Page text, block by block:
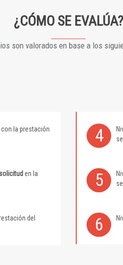
¿CÓMO SE EVALÚA?
son valorados en base a los
la prestación
4
en la
5
del
6